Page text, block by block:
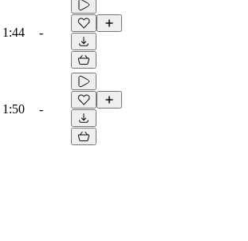
1:44 -
1:50 -